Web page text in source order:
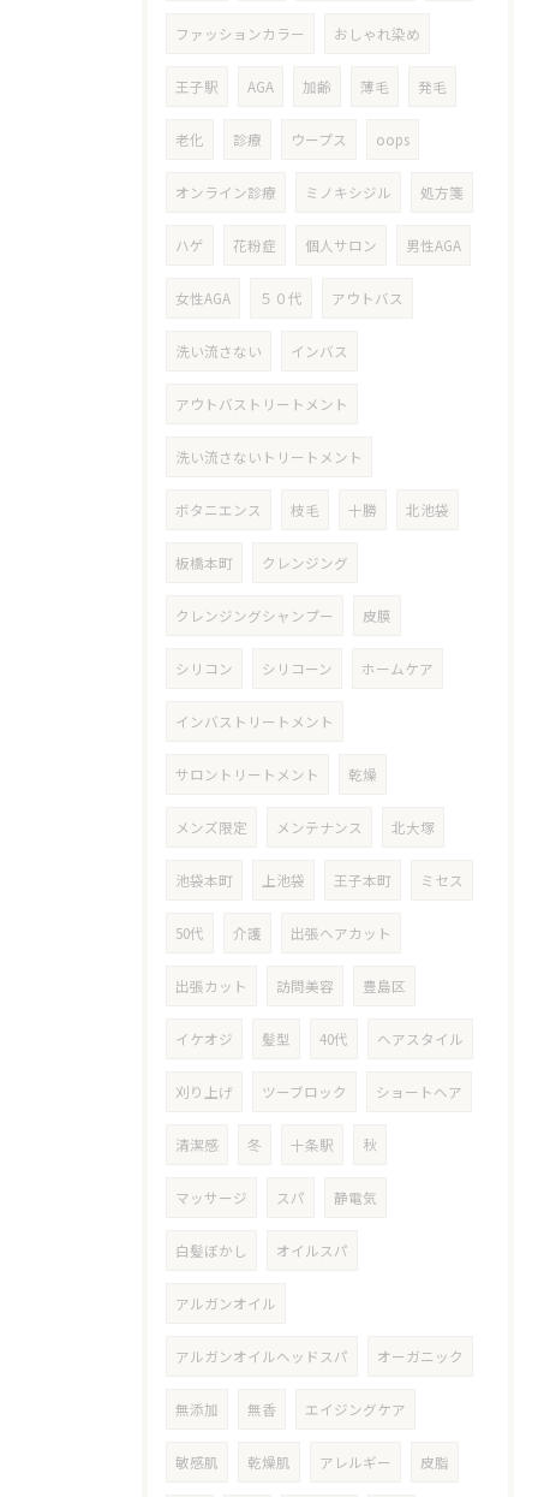
ファッションカラー おしゃれ染め
王子駅 AGA 加齢 薄毛 発毛
老化 診療 ウープス oops
オンライン診療 ミノキシジル 処方箋
ハゲ 花粉症 個人サロン 男性AGA
女性AGA ５０代 アウトバス
洗い流さない インバス
アウトバストリートメント
洗い流さないトリートメント
ボタニエンス 枝毛 十勝 北池袋
板橋本町 クレンジング
クレンジングシャンプー 皮膜
シリコン シリコーン ホームケア
インバストリートメント
サロントリートメント 乾燥
メンズ限定 メンテナンス 北大塚
池袋本町 上池袋 王子本町 ミセス
50代 介護 出張ヘアカット
出張カット 訪問美容 豊島区
イケオジ 髪型 40代 ヘアスタイル
刈り上げ ツーブロック ショートヘア
清潔感 冬 十条駅 秋
マッサージ スパ 静電気
白髪ぼかし オイルスパ
アルガンオイル
アルガンオイルヘッドスパ オーガニック
無添加 無香 エイジングケア
敏感肌 乾燥肌 アレルギー 皮脂